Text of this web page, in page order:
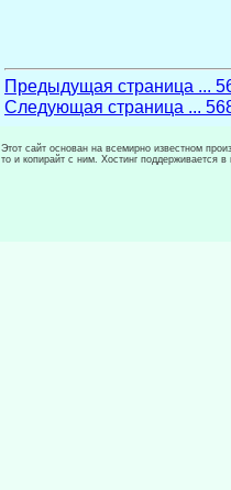
Предыдущая страница ...
Следующая страница ...
Этот сайт основан на всемирно известном
то и копирайт с ним. Хостинг поддерживается